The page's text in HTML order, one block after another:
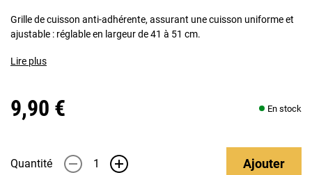
Grille de cuisson anti-adhérente, assurant une cuisson uniforme et
ajustable : réglable en largeur de 41 à 51 cm.
Lire plus
9,90 € En stock
Quantité - + Ajouter